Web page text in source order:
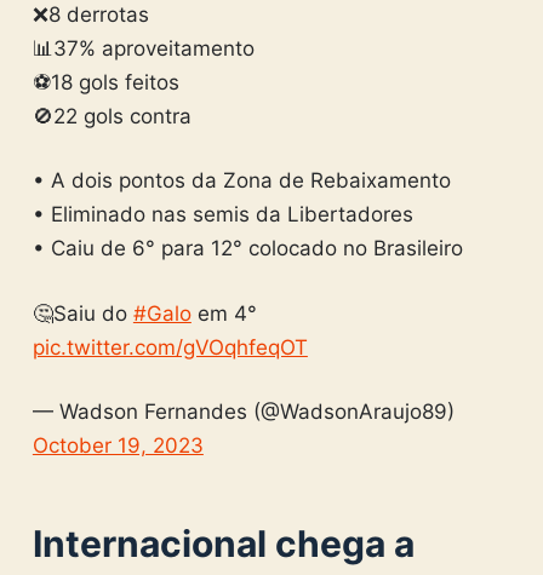
❌8 derrotas
📊37% aproveitamento
⚽️18 gols feitos
🚫22 gols contra
• A dois pontos da Zona de Rebaixamento
• Eliminado nas semis da Libertadores
• Caiu de 6° para 12° colocado no Brasileiro
🤔Saiu do #Galoem 4°
pic.twitter.com/gVOqhfeqOT
— Wadson Fernandes (@WadsonAraujo89)
October 19, 2023
Internacional chega a